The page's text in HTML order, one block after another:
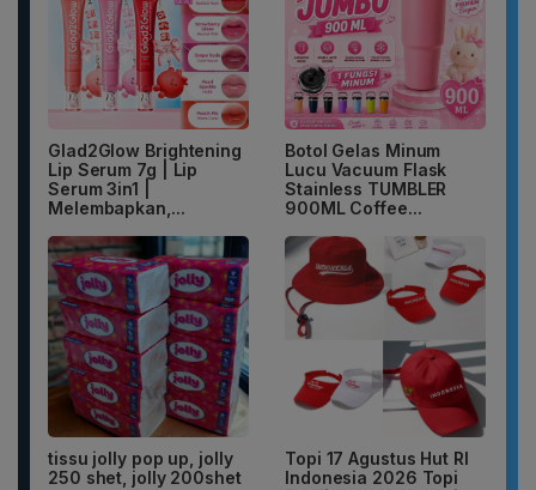
Glad2Glow Brightening
Lip Serum 7g | Lip
Serum 3in1 |
Melembapkan,...
Botol Gelas Minum
Lucu Vacuum Flask
Stainless TUMBLER
900ML Coffee...
tissu jolly pop up, jolly
250 shet, jolly 200shet
Topi 17 Agustus Hut RI
Indonesia 2026 Topi